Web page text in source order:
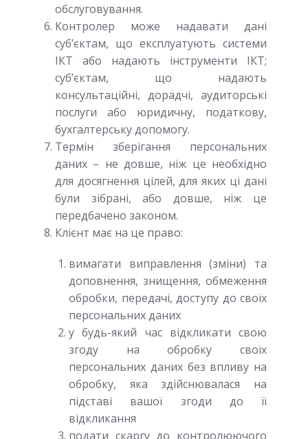
обслуговування.
Контролер може надавати дані
суб’єктам, що експлуатують системи
ІКТ або надають інструменти ІКТ;
суб’єктам, що надають
консультаційні, дорадчі, аудиторські
послуги або юридичну, податкову,
бухгалтерську допомогу.
Термін зберігання персональних
даних – не довше, ніж це необхідно
для досягнення цілей, для яких ці дані
були зібрані, або довше, ніж це
передбачено законом.
Клієнт має на це право:
вимагати виправлення (зміни) та
доповнення, знищення, обмеження
обробки, передачі, доступу до своїх
персональних даних
у будь-який час відкликати свою
згоду на обробку своїх
персональних даних без впливу на
обробку, яка здійснювалася на
підставі вашої згоди до її
відкликання
подати скаргу до контролюючого